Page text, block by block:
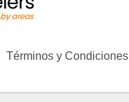
Términos y Condiciones